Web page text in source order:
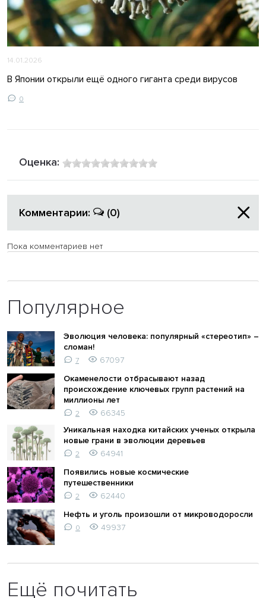
14.01.2026
В Японии открыли ещё одного гиганта среди вирусов
0
Оценка:
Комментарии: (0)
Пока комментариев нет
Популярное
Эволюция человека: популярный «стереотип» –
сломан!
7
67097
Окаменелости отбрасывают назад
происхождение ключевых групп растений на
миллионы лет
2
66345
Уникальная находка китайских ученых открыла
новые грани в эволюции деревьев
2
64941
Появились новые космические
путешественники
2
62440
Нефть и уголь произошли от микроводоросли
0 49937
Ещё почитать